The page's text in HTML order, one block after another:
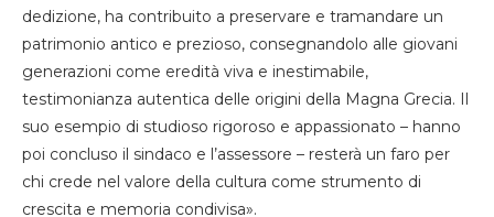
dedizione, ha contribuito a preservare e tramandare un
patrimonio antico e prezioso, consegnandolo alle giovani
generazioni come eredità viva e inestimabile,
testimonianza autentica delle origini della Magna Grecia. Il
suo esempio di studioso rigoroso e appassionato – hanno
poi concluso il sindaco e l’assessore – resterà un faro per
chi crede nel valore della cultura come strumento di
crescita e memoria condivisa».